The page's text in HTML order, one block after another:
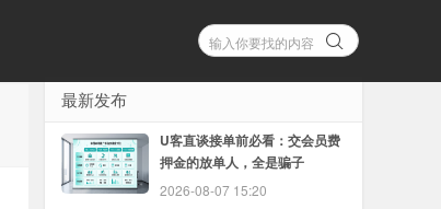
最新发布
U客直谈接单前必看：交会员费
押金的放单人，全是骗子
2026-08-07 15:20